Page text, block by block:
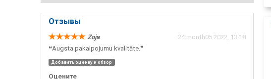
Отзывы
Zoja
24 month05 2022, 13:18
❝Augsta pakalpojumu kvalitāte.❞
Добавить оценку и обзор
Оцените